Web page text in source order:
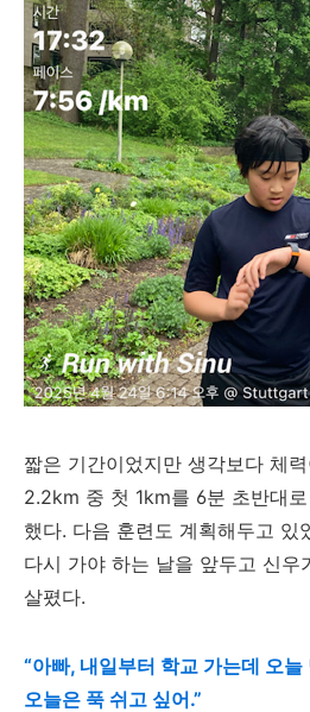
짧은 기간이었지만 생각보다 체
2.2km 중 첫 1km를 6분 초반대
했다. 다음 훈련도 계획해두고 있
다시 가야 하는 날을 앞두고 신우
살폈다.
“아빠, 내일부터 학교 가는데 오
오늘은 푹 쉬고 싶어.”